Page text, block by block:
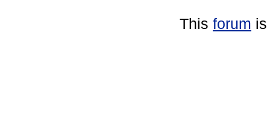
This forum